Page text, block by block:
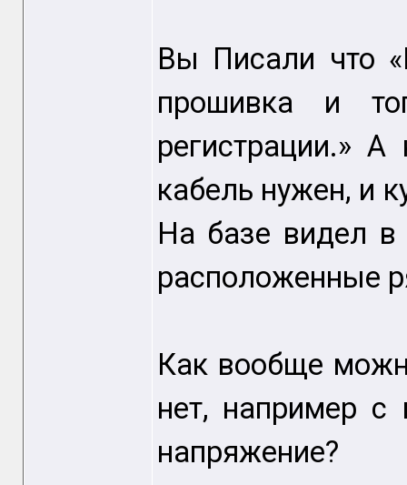
Вы Писали что
прошивка и
регистрации.»
кабель нужен, и
На базе видел в
расположенные
Как вообще
нет, например
напряжение?